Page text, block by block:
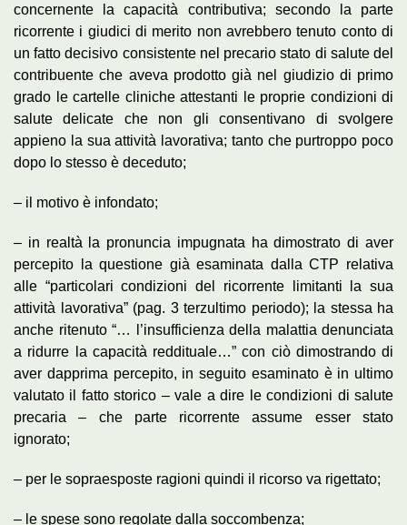
concernente la capacità contributiva; secondo la parte
ricorrente i giudici di merito non avrebbero tenuto conto di
un fatto decisivo consistente nel precario stato di salute del
contribuente che aveva prodotto già nel giudizio di primo
grado le cartelle cliniche attestanti le proprie condizioni di
salute delicate che non gli consentivano di svolgere
appieno la sua attività lavorativa; tanto che purtroppo poco
dopo lo stesso è deceduto;
– il motivo è infondato;
– in realtà la pronuncia impugnata ha dimostrato di aver
percepito la questione già esaminata dalla CTP relativa
alle “particolari condizioni del ricorrente limitanti la sua
attività lavorativa” (pag. 3 terzultimo periodo); la stessa ha
anche ritenuto “… l’insufficienza della malattia denunciata
a ridurre la capacità reddituale…” con ciò dimostrando di
aver dapprima percepito, in seguito esaminato è in ultimo
valutato il fatto storico – vale a dire le condizioni di salute
precaria – che parte ricorrente assume esser stato
ignorato;
– per le sopraesposte ragioni quindi il ricorso va rigettato;
– le spese sono regolate dalla soccombenza;